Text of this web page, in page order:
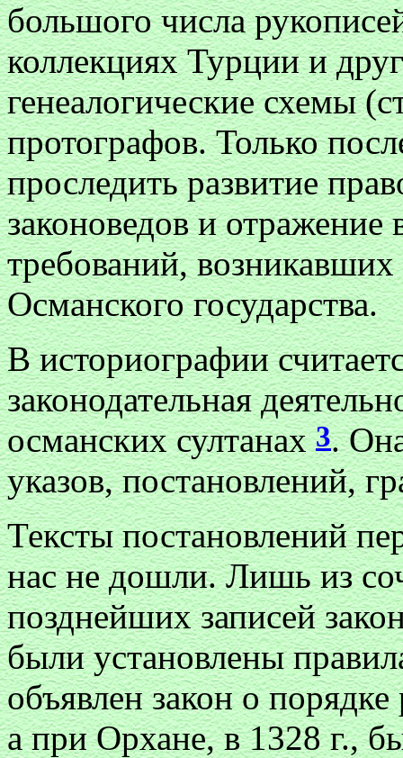
большого числа
коллекциях Турции и
генеалогические схемы
протографов. Только
проследить развитие
законоведов и отражение
требований,
Османского государства.
В историографии
законодательная
османских султанах3.
указов, постановлений,
Тексты постановлений
нас не дошли. Лишь из
позднейших записей
были установлены
объявлен закон о
а при Орхане, в 1328 г.,